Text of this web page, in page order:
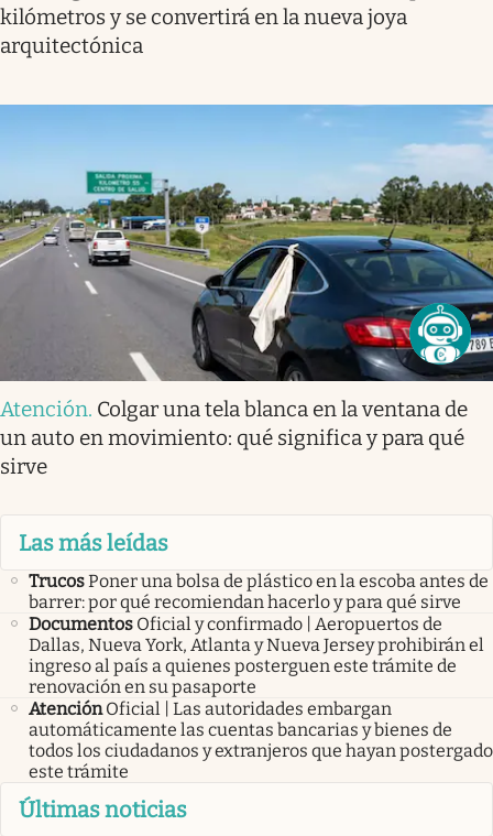
kilómetros y se convertirá en la nueva joya
arquitectónica
Atención. Colgar una tela blanca en la ventana de
un auto en movimiento: qué significa y para qué
sirve
Las más leídas
TrucosPoner una bolsa de plástico en la escoba antes de
barrer: por qué recomiendan hacerlo y para qué sirve
Documentos Oficial y confirmado | Aeropuertos de
Dallas, Nueva York, Atlanta y Nueva Jersey prohibirán el
ingreso al país a quienes posterguen este trámite de
renovación en su pasaporte
Atención Oficial | Las autoridades embargan
automáticamente las cuentas bancarias y bienes de
todos los ciudadanos y extranjeros que hayan postergado
este trámite
Últimas noticias